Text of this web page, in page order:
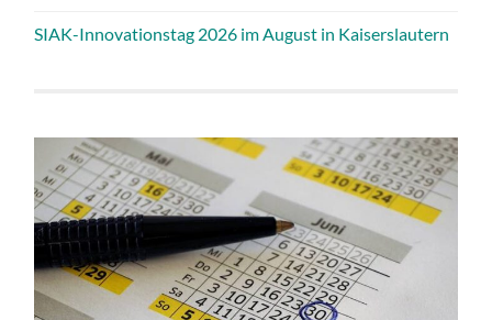
SIAK-Innovationstag 2026 im August in Kaiserslautern